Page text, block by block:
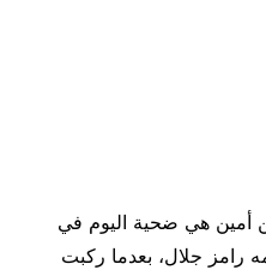
أمين هي ضحية اليوم في
رامز جلال، بعدما ركبت